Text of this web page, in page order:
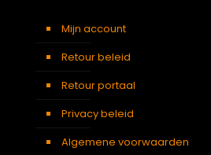
Mijn account
Retour beleid
Retour portaal
Privacy beleid
Algemene voorwaarden